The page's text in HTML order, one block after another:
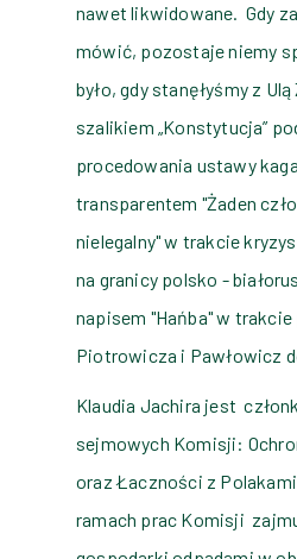
nawet likwidowane. Gdy
mówić, pozostaje niemy
było, gdy stanęłyśmy z
szalikiem „Konstytucja”
procedowania ustawy
transparentem "Żaden
nielegalny" w trakcie
na granicy polsko -
napisem "Hańba" w trakcie
Piotrowicza i Pawłowicz
Klaudia Jachira jest
sejmowych Komisji:
oraz Łaczności z
ramach prac Komisji